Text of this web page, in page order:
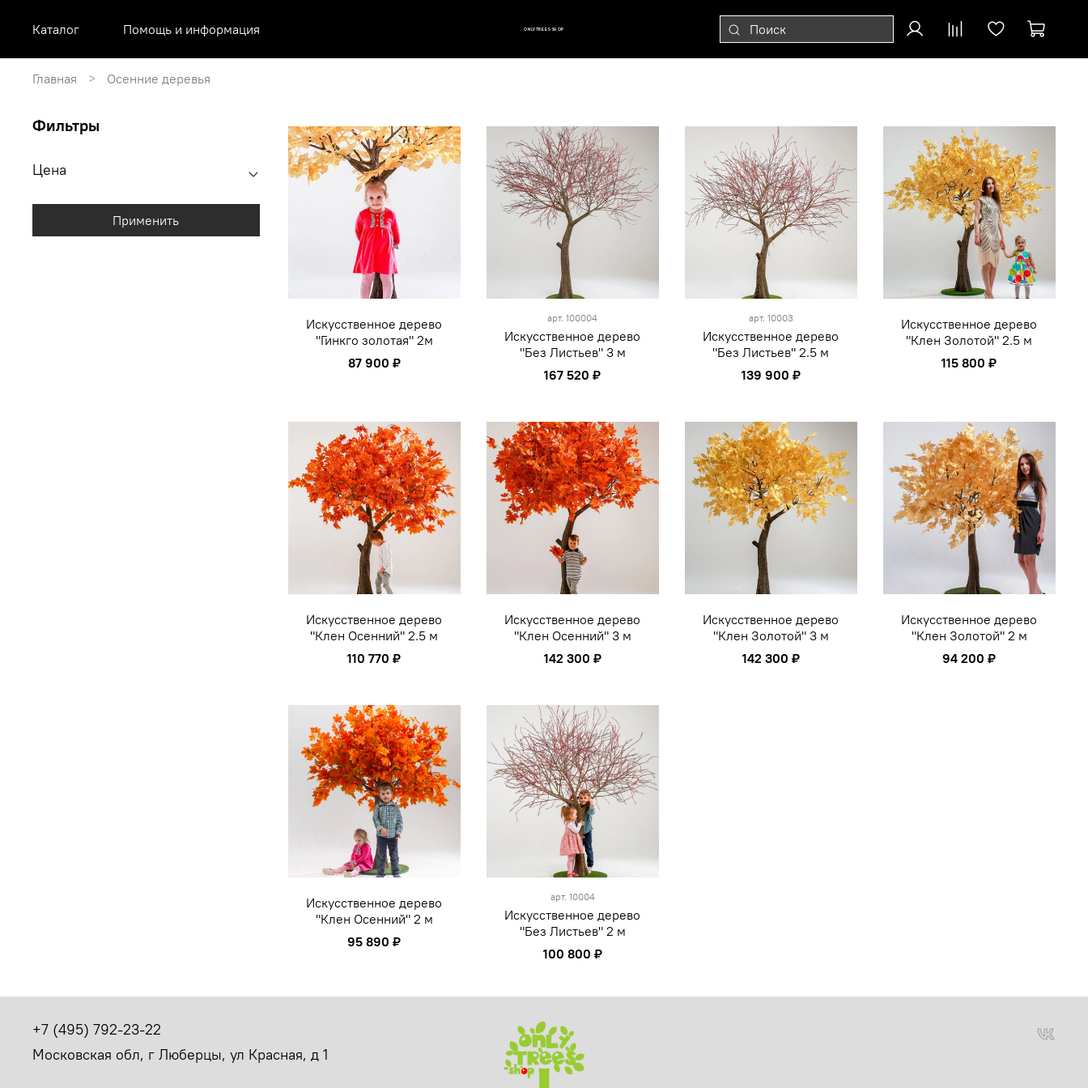
ONLYTREES-SHOP
Каталог Помощь и информация
Главная Осенние деревья
Искусственное дерево
"Гинкго золотая" 2м
87 900 ₽
арт.100004
Искусственное дерево
"Без Листьев" 3 м
167 520 ₽
арт. 10003
Искусственное дерево
"Без Листьев" 2.5 м
139 900 ₽
Искусственное дерево
"Клен Золотой" 2.5 м
115 800 ₽
Искусственное дерево
"Клен Осенний" 2.5 м
110 770 ₽
Искусственное дерево
"Клен Осенний" 3 м
142 300 ₽
Искусственное дерево
"Клен Золотой" 3 м
142 300 ₽
Искусственное дерево
"Клен Золотой" 2 м
94 200 ₽
Искусственное дерево
"Клен Осенний" 2 м
95 890 ₽
арт. 10004
Искусственное дерево
"Без Листьев" 2 м
100 800 ₽
Фильтры
Цена
Применить
+7 (495) 792-23-22
Московская обл, г Люберцы, ул Красная, д 1